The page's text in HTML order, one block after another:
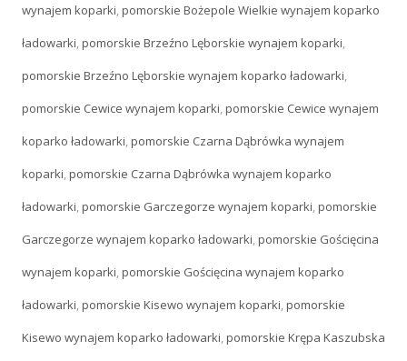
wynajem koparki,pomorskie Bożepole Wielkie wynajem koparko
ładowarki,pomorskie Brzeźno Lęborskie wynajem koparki,
pomorskie Brzeźno Lęborskie wynajem koparko ładowarki,
pomorskie Cewice wynajem koparki,pomorskie Cewice wynajem
koparko ładowarki,pomorskie Czarna Dąbrówka wynajem
koparki,pomorskie Czarna Dąbrówka wynajem koparko
ładowarki,pomorskie Garczegorze wynajem koparki,pomorskie
Garczegorze wynajem koparko ładowarki,pomorskie Gościęcina
wynajem koparki,pomorskie Gościęcina wynajem koparko
ładowarki,pomorskie Kisewo wynajem koparki,pomorskie
Kisewo wynajem koparko ładowarki,pomorskie Krępa Kaszubska